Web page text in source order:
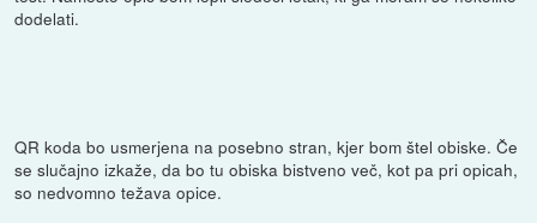
dodelati.
QR koda bo usmerjena na posebno stran, kjer bom štel obiske. Če
se slučajno izkaže, da bo tu obiska bistveno več, kot pa pri opicah,
so nedvomno težava opice.